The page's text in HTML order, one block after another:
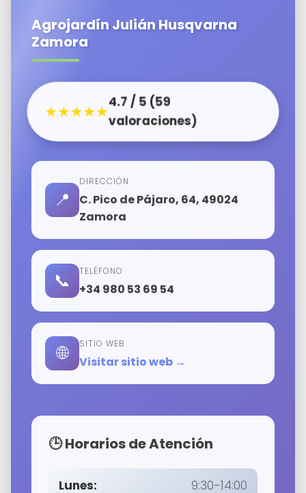
Agrojardín Julián Husqvarna
Zamora
★★★★★
4.7 / 5 (59
valoraciones)
📍
DIRECCIÓN
C. Pico de Pájaro, 64, 49024
Zamora
📞 TELÉFONO
+34 980 53 69 54
🌐 SITIO WEB
Visitar sitio web →
🕒 Horarios de Atención
Lunes: 9:30-14:00